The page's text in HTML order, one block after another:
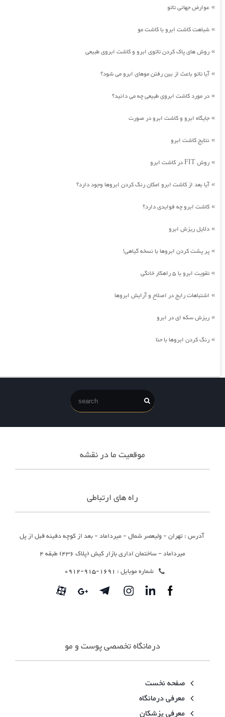
» عوارض جهانی تاتو
» شباهت کاشت ابرو با کاشت مو
» روش های پاک کردن تاتوی ابرو و کاشت ابروی طبیعی
»آیا تاتو باعث از بین رفتن موهای ابرو می شود؟
» در مورد کاشت ابروی طبیعی چه می دانید؟
» جایگاه ابرو و کاشت ابرو در صورت
» نتایج کاشت ابرو
» روش FIT در کاشت ابرو
»آیا بعد از کاشت ابرو امکان رنگ کردن ابروها وجود دارد؟
» کاشت ابرو چه فوایدی دارد؟
» دلایل ریزش ابرو
» پر پشت کردن ابروها با نسخه گیاهی!
» تقویت ابرو با 5 راهکار خانگی
» اشتباهات رایج در اصلاح و آرایش ابروها
» ریزش سکه ای در ابرو
» رنگ کردن ابروها با حنا
موقعیت ما در نقشه
راه های ارتباطی
آدرس : تهران - ولیعصر شمال - میرداماد - بعد از کوچه دفینه قبل از پل
میرداماد - ساختمان اداری بازار کیش (پلاک 436) طبقه 4
شماره موبایل : 1691-915-0912
درمانگاه تخصصی پوست و مو
صفحه نخست
معرفی درمانگاه
معرفی پزشکان